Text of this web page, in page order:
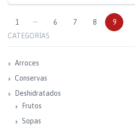
1 ··· 6 7 8
9
CATEGORÍAS
Arroces
Conservas
Deshidratados
Frutos
Sopas